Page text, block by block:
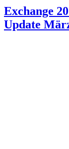
Exchange
Update